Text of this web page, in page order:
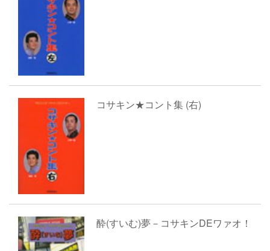
コサキン★コント集 (右)
酔(すいむ)夢－コサキンDEワァオ！